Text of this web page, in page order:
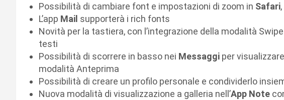
Possibilità di cambiare font e impostazioni di zoom in Safari
L’app Mail supporterà i rich fonts
Novità per la tastiera, con l’integrazione della modalità
testi
Possibilità di scorrere in basso nei Messaggi per
modalità Anteprima
Possibilità di creare un profilo personale e condividerlo
Nuova modalità di visualizzazione a galleria nell’App Note